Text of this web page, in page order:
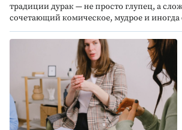
традиции дурак — не просто глупец, а
сочетающий комическое, мудрое и иногда